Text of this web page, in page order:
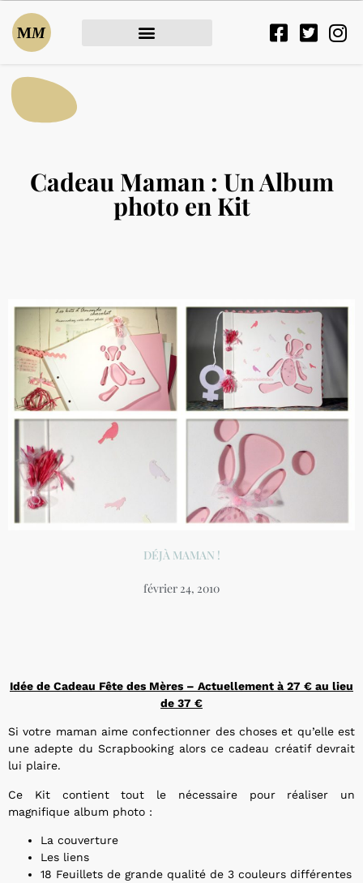
Cadeau Maman : Un Album
photo en Kit
DÉJÀ MAMAN !
février 24, 2010
Idée de Cadeau Fête des Mères – Actuellement à 27 € au lieu
de 37 €
Si votre maman aime confectionner des choses et qu’elle est
une adepte du Scrapbooking alors ce cadeau créatif devrait
lui plaire.
Ce Kit contient tout le nécessaire pour réaliser un
magnifique album photo :
La couverture
Les liens
18 Feuillets de grande qualité de 3 couleurs différentes